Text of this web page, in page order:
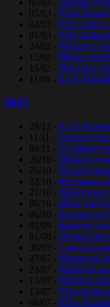
05/03 - #Том Йорк#
02/03 - #The Spirit
01/03 - #The
24/02 - #Massive
15/02 - #Йоко
15/02 - #Red Hot
11/01 - R.I.P.
2015
28/12 - R.I.P.
11/11 - Гитара
09/11 - #Coldplay#
26/10 - #Blur# и
26/10 - #Duran
22/10 - Фестиваль
21/10 - #Blur#
06/10 - #Bloc
06/10 - Билеты на
01/09 - Концерт
01/08 -
30/07 - 1 августа
27/07 - #Mumford
23/07 - #Editors#
13/07 - #Marilyn
13/07 - #The
08/07 - #The